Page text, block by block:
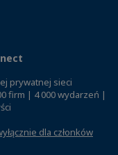
prywatnej sieci
firm | 4 000 wydarzeń |
dla członków